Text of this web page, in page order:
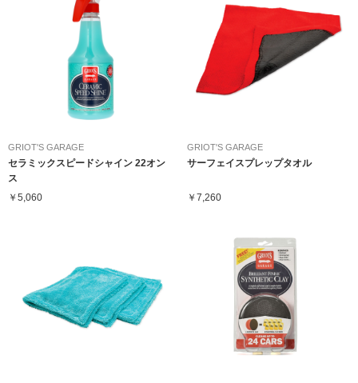
GRIOT'S GARAGE
セラミックスピードシャイン 22オン
ス
￥5,060
GRIOT'S GARAGE
サーフェイスプレップタオル
￥7,260